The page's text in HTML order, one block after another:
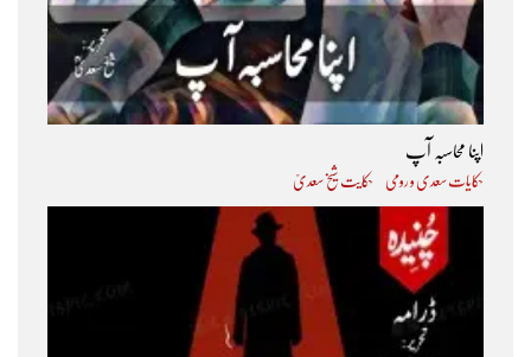
اپنا محاسبہ آپ
حکایات سعدی و رومی حکایت شیخ سعدیؒ